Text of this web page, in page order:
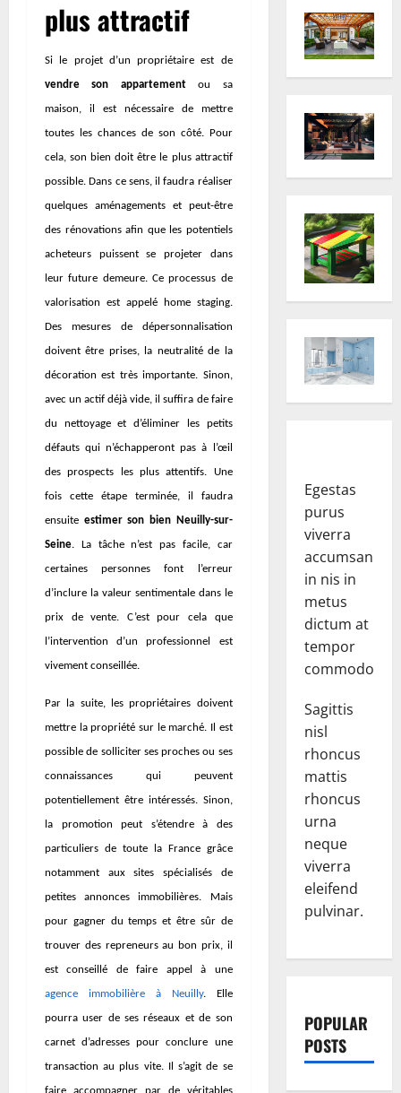
plus attractif
Si le projet d’un propriétaire est de
vendre son appartementou sa
maison, il est nécessaire de mettre
toutes les chances de son côté. Pour
cela, son bien doit être le plus attractif
possible. Dans ce sens, il faudra réaliser
quelques aménagements et peut-être
des rénovations afin que les potentiels
acheteurs puissent se projeter dans
leur future demeure. Ce processus de
valorisation est appelé home staging.
Des mesures de dépersonnalisation
doivent être prises, la neutralité de la
décoration est très importante. Sinon,
avec un actif déjà vide, il suffira de faire
du nettoyage et d’éliminer les petits
défauts qui n’échapperont pas à l’œil
des prospects les plus attentifs. Une
fois cette étape terminée, il faudra
ensuite estimer son bien Neuilly-sur-
Seine. La tâche n’est pas facile, car
certaines personnes font l’erreur
d’inclure la valeur sentimentale dans le
prix de vente. C’est pour cela que
l’intervention d’un professionnel est
vivement conseillée.
Par la suite, les propriétaires doivent
mettre la propriété sur le marché. Il est
possible de solliciter ses proches ou ses
connaissances qui peuvent
potentiellement être intéressés. Sinon,
la promotion peut s’étendre à des
particuliers de toute la France grâce
notamment aux sites spécialisés de
petites annonces immobilières. Mais
pour gagner du temps et être sûr de
trouver des repreneurs au bon prix, il
est conseillé de faire appel à une
agence immobilière à Neuilly. Elle
pourra user de ses réseaux et de son
carnet d’adresses pour conclure une
transaction au plus vite. Il s’agit de se
faire accompagner par de véritables
Egestas
purus
viverra
accumsan
in nis in
metus
dictum at
tempor
commodo.
Sagittis
nisl
rhoncus
mattis
rhoncus
urna
neque
viverra
eleifend
pulvinar.
POPULAR
POSTS